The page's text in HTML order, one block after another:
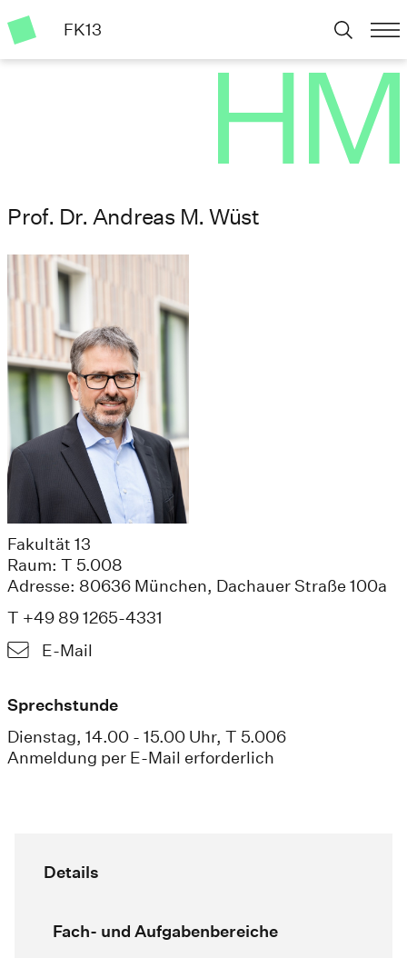
FK13
Prof. Dr. Andreas M. Wüst
Fakultät 13
Raum: T 5.008
Adresse: 80636 München, Dachauer Straße 100a
T +49 89 1265-4331
E-Mail
Sprechstunde
Dienstag, 14.00 - 15.00 Uhr, T 5.006
Anmeldung per E-Mail erforderlich
Details
Fach- und Aufgabenbereiche